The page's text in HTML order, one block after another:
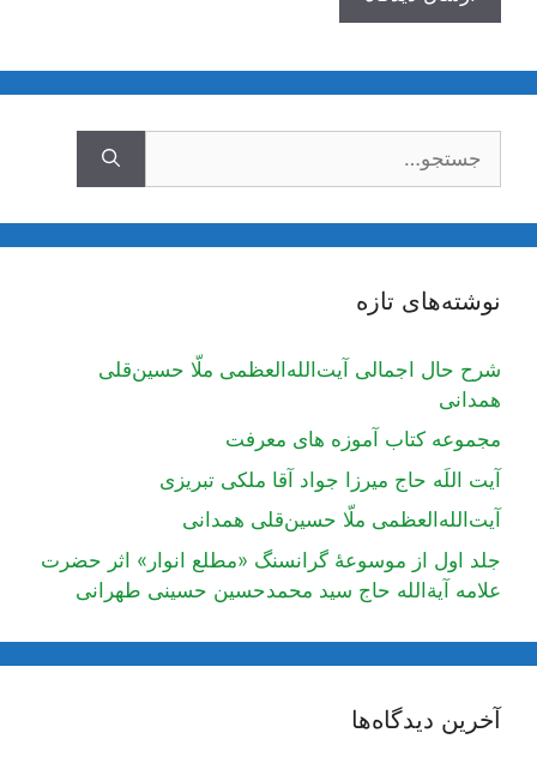
نوشته‌های تازه
شرح حال اجمالی آیت‌الله‌العظمی ملّا حسین‌قلی
همدانی
مجموعه کتاب آموزه های معرفت
آیت اللَه حاج میرزا جواد آقا ملکی تبریزی
آیت‌الله‌العظمی ملّا حسین‌قلی همدانی
جلد اول از موسوعۀ گرانسنگ «مطلع انوار» اثر حضرت
علامه آیة‌الله حاج سید محمدحسین حسینی طهرانی
آخرین دیدگاه‌ها